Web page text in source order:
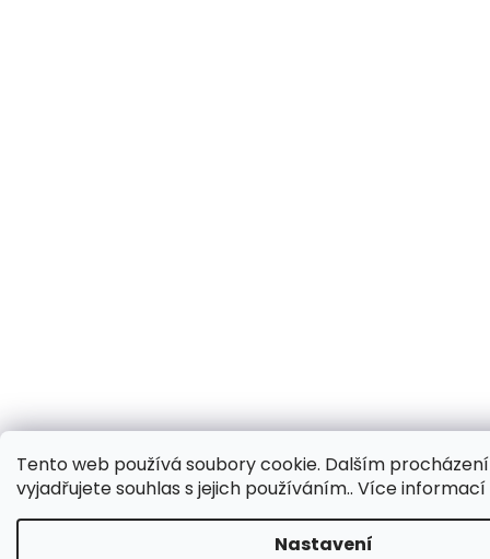
Tento web používá soubory cookie. Dalším
vyjadřujete souhlas s jejich používáním.. Více
Nastavení